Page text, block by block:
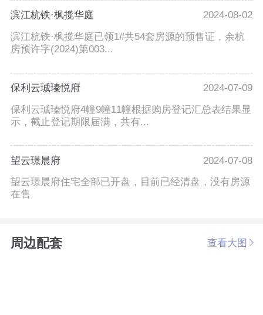
滨江杭铁·枫揽华庭
2024-08-02
滨江杭铁·枫揽华庭已领1#共54套房源的预售证，余杭
房预许字(2024)第003...
保利云珹瑧悦府
2024-07-09
保利云珹瑧悦府4幢9幢11幢根据购房登记汇总表结果显
示，截止登记期限届满，共有...
望云璟晨府
2024-07-08
望云璟晨府住宅全部已开盘，目前已经清盘，没有房源
在售
周边配套 查看大图